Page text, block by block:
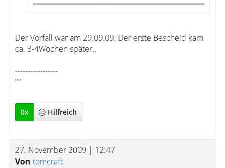
Der Vorfall war am 29.09.09. Der erste Bescheid kam
ca. 3-4Wochen später..
-----------------
""
0x Hilfreich
27. November 2009 | 12:47
Von tomcraft